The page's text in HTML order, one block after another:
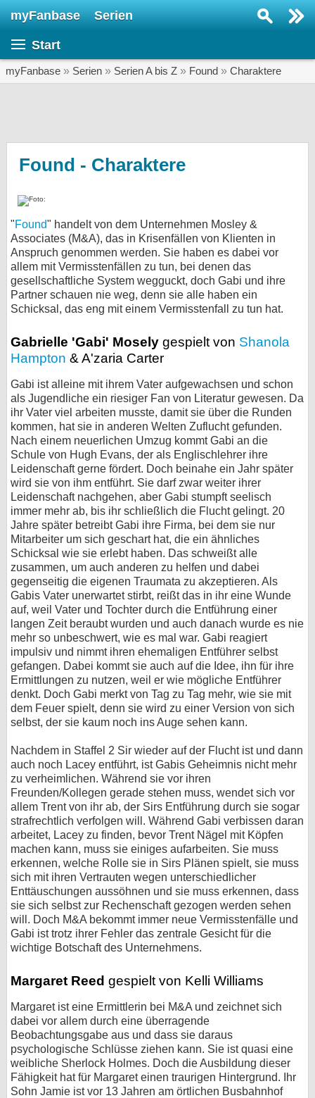
myFanbase Serien
Start
myFanbase » Serien » Serien A bis Z » Found » Charaktere
Found - Charaktere
"Found" handelt von dem Unternehmen Mosley &
Associates (M&A), das in Krisenfällen von Klienten in
Anspruch genommen werden. Sie haben es dabei vor
allem mit Vermisstenfällen zu tun, bei denen das
gesellschaftliche System wegguckt, doch Gabi und ihre
Partner schauen nie weg, denn sie alle haben ein
Schicksal, das eng mit einem Vermisstenfall zu tun hat.
Gabrielle 'Gabi' Mosely gespielt von Shanola
Hampton & A'zaria Carter
Gabi ist alleine mit ihrem Vater aufgewachsen und schon
als Jugendliche ein riesiger Fan von Literatur gewesen. Da
ihr Vater viel arbeiten musste, damit sie über die Runden
kommen, hat sie in anderen Welten Zuflucht gefunden.
Nach einem neuerlichen Umzug kommt Gabi an die
Schule von Hugh Evans, der als Englischlehrer ihre
Leidenschaft gerne fördert. Doch beinahe ein Jahr später
wird sie von ihm entführt. Sie darf zwar weiter ihrer
Leidenschaft nachgehen, aber Gabi stumpft seelisch
immer mehr ab, bis ihr schließlich die Flucht gelingt. 20
Jahre später betreibt Gabi ihre Firma, bei dem sie nur
Mitarbeiter um sich geschart hat, die ein ähnliches
Schicksal wie sie erlebt haben. Das schweißt alle
zusammen, um auch anderen zu helfen und dabei
gegenseitig die eigenen Traumata zu akzeptieren. Als
Gabis Vater unerwartet stirbt, reißt das in ihr eine Wunde
auf, weil Vater und Tochter durch die Entführung einer
langen Zeit beraubt wurden und auch danach wurde es nie
mehr so unbeschwert, wie es mal war. Gabi reagiert
impulsiv und nimmt ihren ehemaligen Entführer selbst
gefangen. Dabei kommt sie auch auf die Idee, ihn für ihre
Ermittlungen zu nutzen, weil er wie mögliche Entführer
denkt. Doch Gabi merkt von Tag zu Tag mehr, wie sie mit
dem Feuer spielt, denn sie wird zu einer Version von sich
selbst, der sie kaum noch ins Auge sehen kann.
Nachdem in Staffel 2 Sir wieder auf der Flucht ist und dann
auch noch Lacey entführt, ist Gabis Geheimnis nicht mehr
zu verheimlichen. Während sie vor ihren
Freunden/Kollegen gerade stehen muss, wendet sich vor
allem Trent von ihr ab, der Sirs Entführung durch sie sogar
strafrechtlich verfolgen will. Während Gabi verbissen daran
arbeitet, Lacey zu finden, bevor Trent Nägel mit Köpfen
machen kann, muss sie einiges aufarbeiten. Sie muss
erkennen, welche Rolle sie in Sirs Plänen spielt, sie muss
sich mit ihren Vertrauten wegen unterschiedlicher
Enttäuschungen aussöhnen und sie muss erkennen, dass
sie sich selbst zur Rechenschaft gezogen werden sehen
will. Doch M&A bekommt immer neue Vermisstenfälle und
Gabi ist trotz ihrer Fehler das zentrale Gesicht für die
wichtige Botschaft des Unternehmens.
Margaret Reed gespielt von Kelli Williams
Margaret ist eine Ermittlerin bei M&A und zeichnet sich
dabei vor allem durch eine überragende
Beobachtungsgabe aus und dass sie daraus
psychologische Schlüsse ziehen kann. Sie ist quasi eine
weibliche Sherlock Holmes. Doch die Ausbildung dieser
Fähigkeit hat für Margaret einen traurigen Hintergrund. Ihr
Sohn Jamie ist vor 13 Jahren am örtlichen Busbahnhof
SERIEN
Specials
SERVICE
Gewinnspiele
Forum
bei X
bei Facebook
Kontakt
Nutzungsbedingungen
Datenschutz
Cookie-Einstellungen
Impressum
Desktop-Ansicht
myFanbase